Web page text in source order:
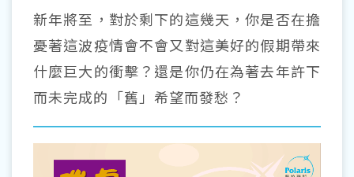
新年將至，對於剩下的這幾天，你是否在擔
憂著這波疫情會不會又對這美好的假期帶來
什麼巨大的衝擊？還是你仍在為著去年許下
而未完成的「舊」希望而發愁？